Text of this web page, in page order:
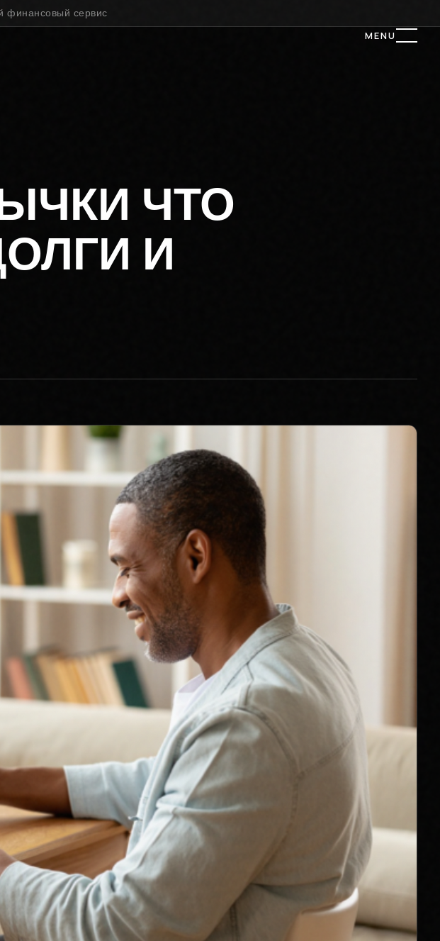
финансовый сервис
MENU
ЧТО
И